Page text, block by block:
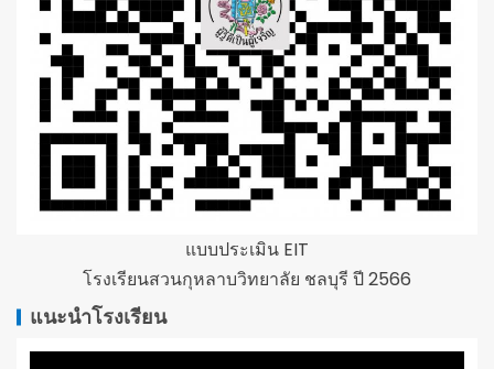
แบบประเมิน EIT
โรงเรียนสวนกุหลาบวิทยาลัย ชลบุรี ปี 2566
แนะนำโรงเรียน